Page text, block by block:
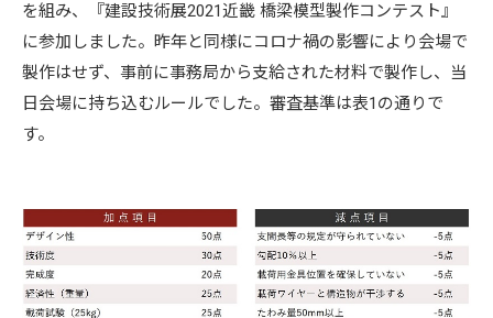
を組み、『建設技術展2021近畿 橋梁模型製作コンテスト』
に参加しました。昨年と同様にコロナ禍の影響により会場で
製作はせず、事前に事務局から支給された材料で製作し、当
日会場に持ち込むルールでした。審査基準は表1の通りで
す。